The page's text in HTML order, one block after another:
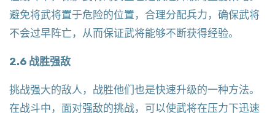
避免将武将置于危险的位置，合理分配兵力，确保武将
不会过早阵亡，从而保证武将能够不断获得经验。
2.6 战胜强敌
挑战强大的敌人，战胜他们也是快速升级的一种方法。
在战斗中，面对强敌的挑战，可以使武将在压力下迅速